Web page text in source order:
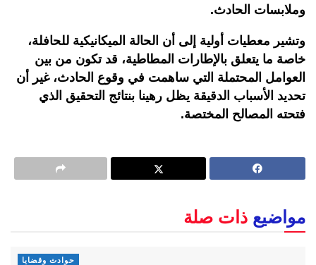
وملابسات الحادث.
وتشير معطيات أولية إلى أن الحالة الميكانيكية للحافلة،
خاصة ما يتعلق بالإطارات المطاطية، قد تكون من بين
العوامل المحتملة التي ساهمت في وقوع الحادث، غير أن
تحديد الأسباب الدقيقة يظل رهينا بنتائج التحقيق الذي
فتحته المصالح المختصة.
مواضيع ذات صلة
حوادث وقضايا